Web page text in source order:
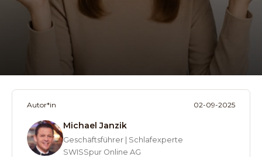
02-09-2025
Autor*in
Michael Janzik
Geschäftsführer | Schlafexperte
SWISSpur Online AG